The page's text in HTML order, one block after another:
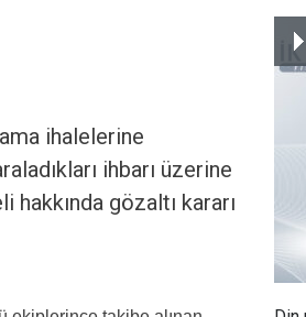
ihalelerine
ihbarı üzerine
gözaltı kararı